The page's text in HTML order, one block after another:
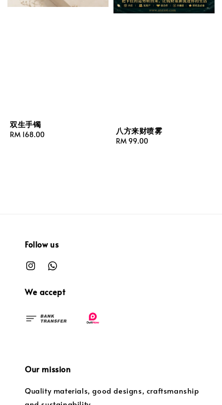
双生手镯
Regular
RM 168.00 八方来财喷雾
Regular
RM 99.00
Follow us
We accept
Our mission
Quality materials, good designs, craftsmanship